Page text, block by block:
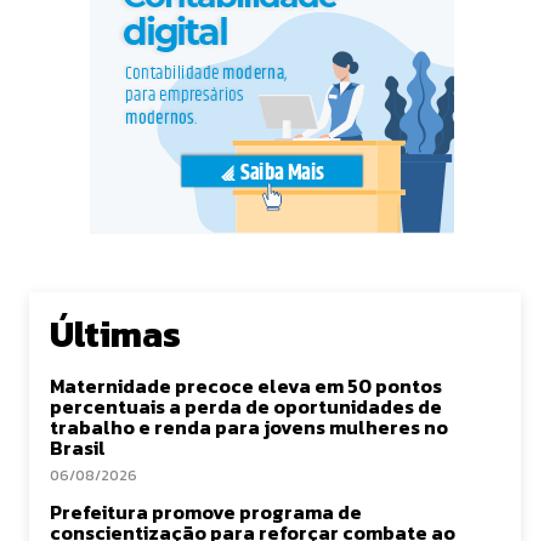
Últimas
Maternidade precoce eleva em 50 pontos
percentuais a perda de oportunidades de
trabalho e renda para jovens mulheres no
Brasil
06/08/2026
Prefeitura promove programa de
conscientização para reforçar combate ao